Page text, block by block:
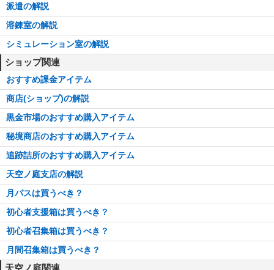
派遣の解説
溶錬室の解説
シミュレーション室の解説
ショップ関連
おすすめ課金アイテム
商店(ショップ)の解説
黒金市場のおすすめ購入アイテム
秘境商店のおすすめ購入アイテム
追跡詰所のおすすめ購入アイテム
天空ノ庭支店の解説
月パスは買うべき？
初心者支援箱は買うべき？
初心者召集箱は買うべき？
月間召集箱は買うべき？
天空ノ庭関連